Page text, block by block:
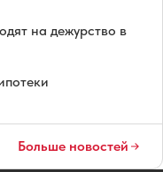
на дежурство в
Больше новостей